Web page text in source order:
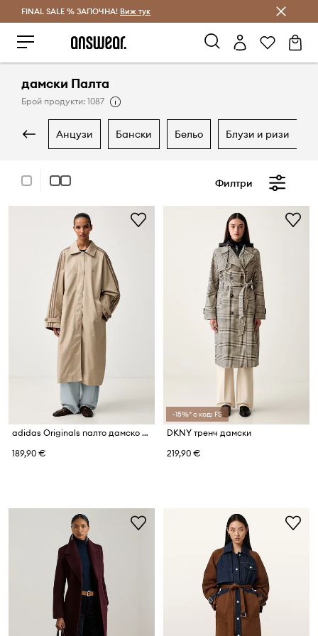
Спестявай с Answear Club
FINAL SALE % ЗАПОЧНА! Виж тук
дамски Палта
Брой продукти: 1087
анцузи бански бельо блузи и ризи
Филтри
adidas Originals палто дамско с памук
189,90 €
-15%* с код: FS
DKNY тренч дамски
219,90 €